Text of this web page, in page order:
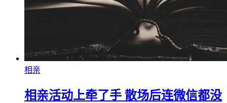
相亲
相亲活动上牵了手 散场后连微信都没